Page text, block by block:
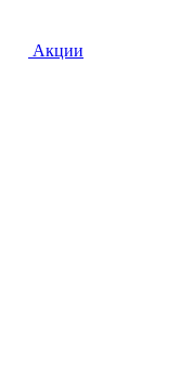
Акции